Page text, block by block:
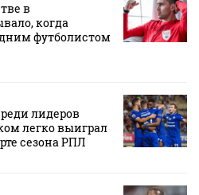
в
когда
футболистом
лидеров
легко выиграл
сезона РПЛ